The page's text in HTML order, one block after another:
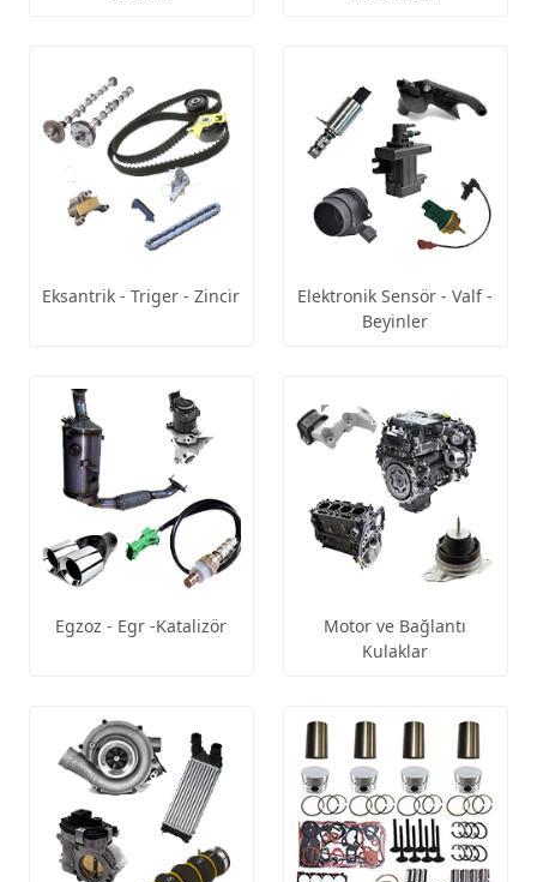
Eksantrik - Triger - Zincir
Elektronik Sensör - Valf -
Beyinler
Egzoz - Egr -Katalizör
Motor ve Bağlantı
Kulaklar